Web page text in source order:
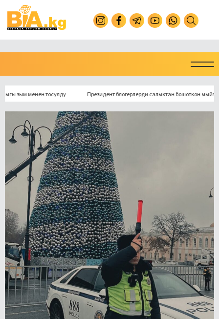
менен тосулду Президент блогерлерди салыктан бошоткон мыйзамга